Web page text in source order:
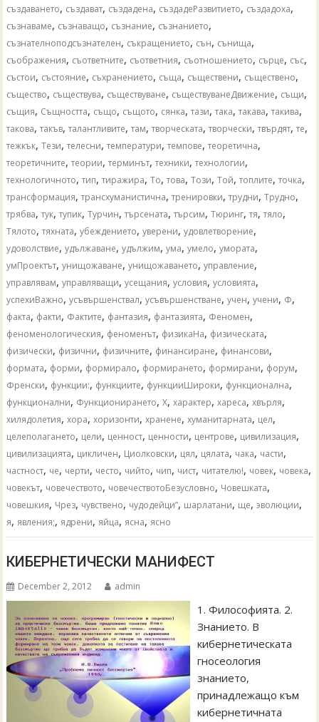
създаването, създават, създадена, създадеРазвитието, създадоха,
съзнаваме, съзнаващо, съзнание, съзнанието,
съзнателноподсъзнателен, съкращението, сън, сънища,
съображения, съответните, съответния, съотношението, сърце, със,
състои, състояние, съхранението, съща, съществени, съществено,
същество, съществува, съществуване, съществуванеДвижение, същи,
същия, Същността, също, същото, сянка,тази,така,такава,такива,
такова,такъв,талантливите,там,творческата,творчески,твърдят,те,
тежкък,Тези,телесни,температури,темпове,теоретична,
теоретичните,теории,терминът,техники,технологии,
технологичното,тип,тиражира,То,това,Този,Той,топлите,точка,
трансформация,трансхуманистична,тренировки,трудни,Трудно,
трябва,тук,тупик,Турчин,търсената,търсим,Тюринг,тя,тяло,
Тялото,тяхната,убеждението,уверени,удовлетворение,
удоволствие,удължаване,удължим,ума,умело,умората,
умПроектът,унищожаване,унищожаването,управление,
управлявам,управляващи,усещания,условия,условията,
успехиВажно,усъвършенствал,усъвършенстване,учен,учени, Ф,
факта, факти, Фактите, фантазия, фантазията, Феномен,
феноменологическия, феноменът, физикаНа, физическата,
физически, физични, физичните, финансиране, финансови,
формата, форми, формирало, формирането, формирани, форум,
Френски, функции:, функциите, функцииШироки, функционална,
функционални, Функционирането,Х,характер,хареса,хвърля,
хилядолетия,хора,хоризонти,хранене,хуманитарната, цел,
целеполагането, цели, ценност, ценности, центрове, цивилизация,
цивилизацията, цикличен, Циолковски, цял, цялата, чака, части,
частност, че, черти, често, чийто, чип, чист, читателю!, човек, човека,
човекът, човечеството, човечествотоБезусловно, Човешката,
човешкия, Чрез, чувствено, чудодейци”, шарлатани, ще,эволюции,
я, явления;, ядрени, яйца, ясна, ясно
КИБЕРНЕТИЧЕСКИ МАНИФЕСТ
December 2, 2012 admin
1. Философията. 2.
Знанието. В
кибернетическата
гносеология
знанието,
принадлежащо към
кибернетичната